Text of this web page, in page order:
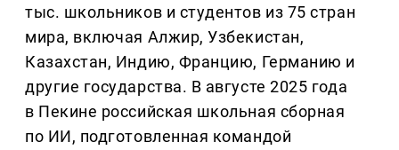
тыс. школьников и студентов из 75 стран
мира, включая Алжир, Узбекистан,
Казахстан, Индию, Францию, Германию и
другие государства. В августе 2025 года
в Пекине российская школьная сборная
по ИИ, подготовленная командой